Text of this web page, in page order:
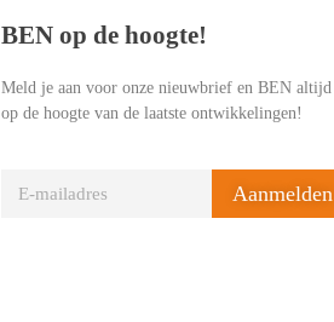
BEN op de hoogte!
Meld je aan voor onze nieuwbrief en BEN altijd
op de hoogte van de laatste ontwikkelingen!
Aanmelden